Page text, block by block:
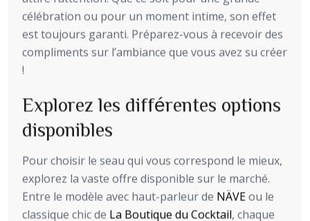
célébration ou pour un moment intime, son effet
est toujours garanti. Préparez-vous à recevoir des
compliments sur l’ambiance que vous avez su créer
!
Explorez les différentes options
disponibles
Pour choisir le seau qui vous correspond le mieux,
explorez la vaste offre disponible sur le marché.
Entre le modèle avec haut-parleur de NÄVE ou le
classique chic de La Boutique du Cocktail, chaque